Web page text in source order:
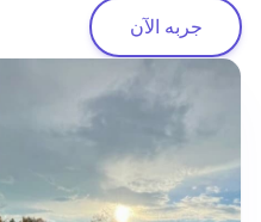
جربه الآن